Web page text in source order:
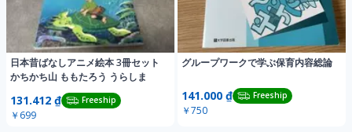
日本昔ばなしアニメ絵本 3冊セット
かちかち山 ももたろう うらしま
131.412 ₫ Freeship
￥699
グループワークで学ぶ保育内容総論
141.000 ₫ Freeship
￥750